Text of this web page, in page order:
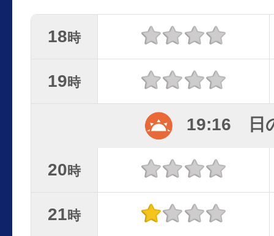
18時
19時
19:16 日
20時
21時